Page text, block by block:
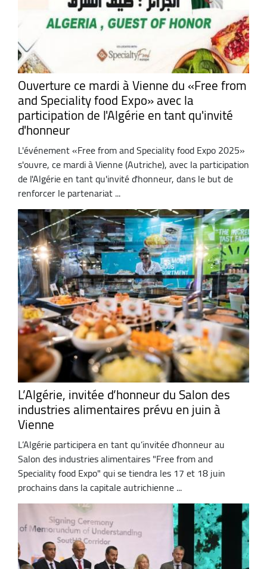
Ouverture ce mardi à Vienne du «Free from
and Speciality food Expo» avec la
participation de l'Algérie en tant qu'invité
d'honneur
L'événement «Free from and Speciality food Expo 2025»
s'ouvre, ce mardi à Vienne (Autriche), avec la participation
de l'Algérie en tant qu'invité d'honneur, dans le but de
renforcer le partenariat ...
L’Algérie, invitée d’honneur du Salon des
industries alimentaires prévu en juin à
Vienne
L’Algérie participera en tant qu’invitée d’honneur au
Salon des industries alimentaires "Free from and
Speciality food Expo" qui se tiendra les 17 et 18 juin
prochains dans la capitale autrichienne ...